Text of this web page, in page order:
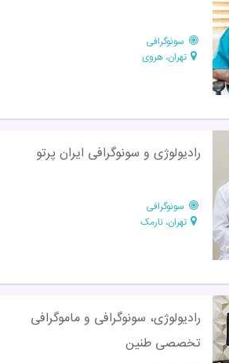
سونوگرافی
تهران، هروی
رادیولوژی و سونوگرافی ایران پرتو
سونوگرافی
تهران، نارمک
رادیولوژی، سونوگرافی و ماموگرافی
تخصصی طنین